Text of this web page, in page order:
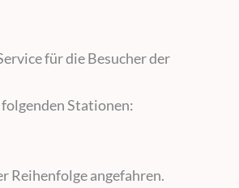
für die Besucher der
Stationen:
Reihenfolge angefahren.